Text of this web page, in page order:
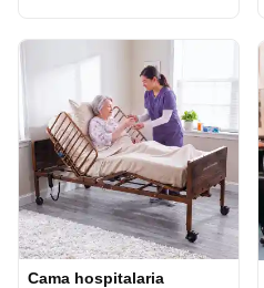
Cama hospitalaria